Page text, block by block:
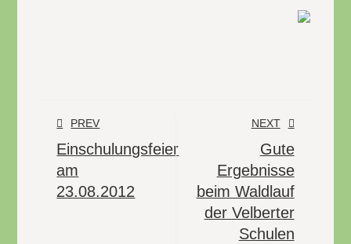
PREV
Einschulungsfeier
am
23.08.2012
NEXT
Gute
Ergebnisse
beim Waldlauf
der Velberter
Schulen